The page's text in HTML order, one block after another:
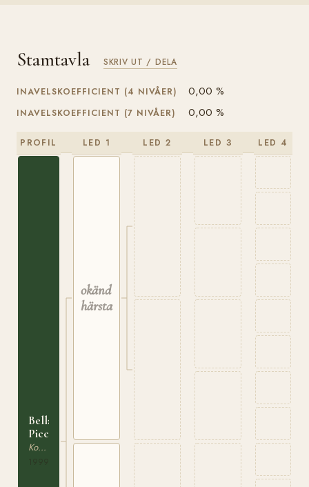
Stamtavla SKRIV UT / DELA
INAVELSKOEFFICIENT (4 NIVÅER) 0,00 %
INAVELSKOEFFICIENT (7 NIVÅER) 0,00 %
PROFIL
Bella
Piccolina
Korsningsponny
LED 1
okänd
härstamning
LED 2 LED 3 LED 4